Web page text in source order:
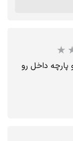
پارچه داخل رو